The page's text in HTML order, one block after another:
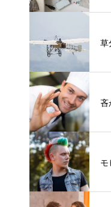
草
吝
モ